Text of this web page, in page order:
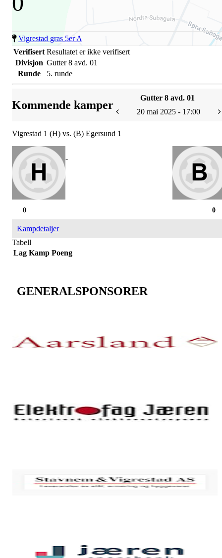
Vigrestad gras 5er A
Verifisert Resultatet er ikke verifisert
Divisjon Gutter 8 avd. 01
Runde
5. runde
Kommende kamper
Gutter 8 avd. 01
20 mai 2025 - 17:00
Vigrestad 1 (H) vs. (B) Egersund 1
-
0
0
Kampdetaljer
Tabell
Lag Kamp Poeng
GENERALSPONSORER